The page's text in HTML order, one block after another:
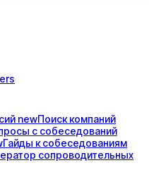
newПоисккомпаний
с собеседований
Гайды ксобеседованиям
сопроводительных